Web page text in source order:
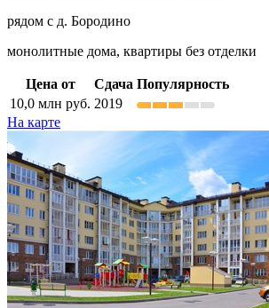
рядом с д. Бородино
монолитные дома, квартиры без отделки
Цена от Сдача Популярность
10,0 млн руб. 2019
На карте